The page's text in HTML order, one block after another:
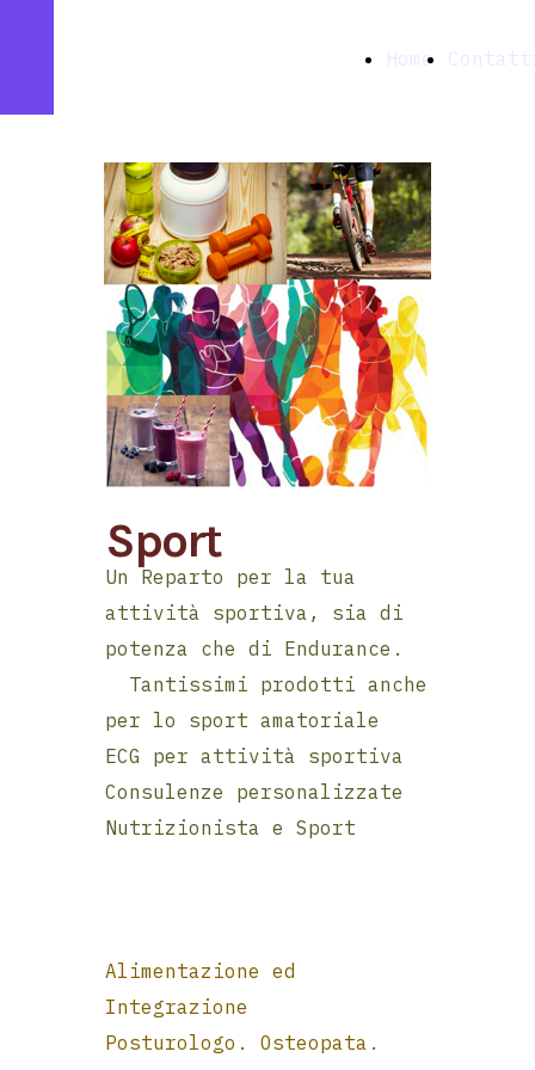
Home
Sport
Un Reparto per la tua
attività sportiva, sia di
potenza che di Endurance.
Tantissimi prodotti anche
per lo sport amatoriale
ECG per attività sportiva
Consulenze personalizzate
Nutrizionista e Sport
Alimentazione ed
Integrazione
Posturologo. Osteopata.